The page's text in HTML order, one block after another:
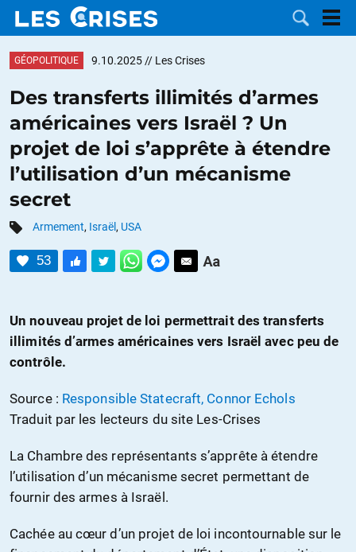
DOSSIERS
CATÉGORIES
NOUS
DON
GÉOPOLITIQUE 9.10.2025 // Les Crises
Des transferts illimités d’armes
américaines vers Israël ? Un
projet de loi s’apprête à étendre
l’utilisation d’un mécanisme
secret
Armement, Israël , USA
53
Un nouveau projet de loi permettrait des transferts
illimités d’armes américaines vers Israël avec peu de
contrôle.
Source : Responsible Statecraft, Connor Echols
Traduit par les lecteurs du site Les-Crises
La Chambre des représentants s’apprête à étendre
l’utilisation d’un mécanisme secret permettant de
fournir des armes à Israël.
Cachée au cœur d’un projet de loi incontournable sur le